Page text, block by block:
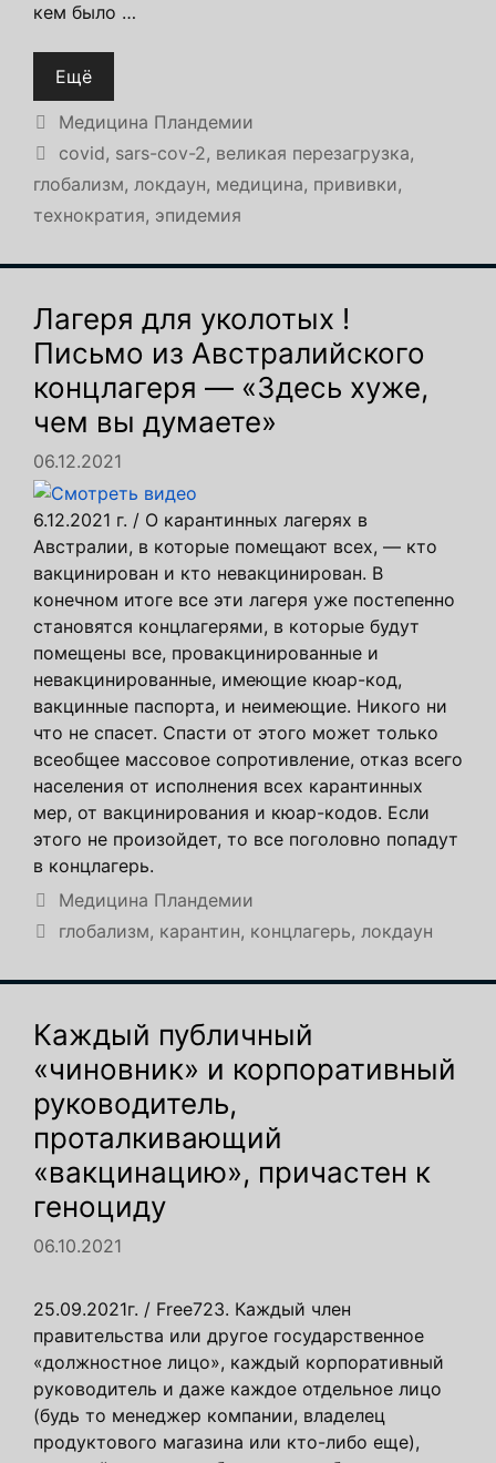
кем было …
Ещё
Рубрики
Медицина Пландемии
Метки
covid, sars-cov-2, великая перезагрузка,
глобализм, локдаун, медицина, прививки,
технократия, эпидемия
Лагеря для уколотых !
Письмо из Австралийского
концлагеря — «Здесь хуже,
чем вы думаете»
06.12.2021
6.12.2021 г. / О карантинных лагерях в
Австралии, в которые помещают всех, — кто
вакцинирован и кто невакцинирован. В
конечном итоге все эти лагеря уже постепенно
становятся концлагерями, в которые будут
помещены все, провакцинированные и
невакцинированные, имеющие кюар-код,
вакцинные паспорта, и неимеющие. Никого ни
что не спасет. Спасти от этого может только
всеобщее массовое сопротивление, отказ всего
населения от исполнения всех карантинных
мер, от вакцинирования и кюар-кодов. Если
этого не произойдет, то все поголовно попадут
в концлагерь.
Рубрики
Медицина Пландемии
Метки
глобализм, карантин, концлагерь, локдаун
Каждый публичный
«чиновник» и корпоративный
руководитель,
проталкивающий
«вакцинацию», причастен к
геноциду
06.10.2021
25.09.2021г. / Free723. Каждый член
правительства или другое государственное
«должностное лицо», каждый корпоративный
руководитель и даже каждое отдельное лицо
(будь то менеджер компании, владелец
продуктового магазина или кто-либо еще),